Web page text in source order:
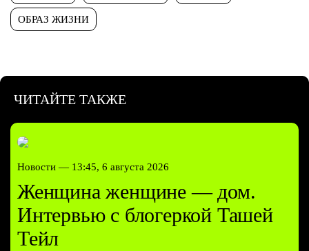
ОБРАЗ ЖИЗНИ
ЧИТАЙТЕ ТАКЖЕ
Новости — 13:45, 6 августа 2026
Женщина женщине — дом.
Интервью с блогеркой Ташей
Тейл